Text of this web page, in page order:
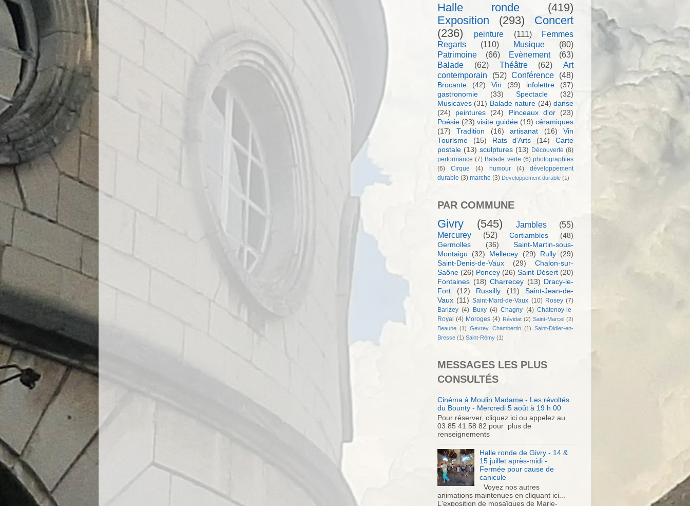
Halle ronde
(419)
Exposition
(293)
Concert
(236)
peinture (111)
Femmes
Regarts
(110) Musique
(80)
Patrimoine
(66) Evènement
(63)
Balade
(62) Théâtre (62)
Art
contemporain
(52) Conférence (48)
Brocante (42) Vin (39) infolettre
(37)
gastronomie
(33) Spectacle
(32)
Musicaves (31) Balade nature (24) danse
(24)
peintures (24) Pinceaux d'or
(23)
Poésie (23) visite guidée (19) céramiques
(17)
Tradition (16) artisanat (16)
Vin
Tourisme
(15) Rats d'Arts (14)
Carte
postale (13) sculptures (13) Découverte (8)
performance (7) Balade verte (6) photographies
(6)
Cirque (4) humour (4)
développement
durable (3) marche (3) Developpement durable (1)
PAR COMMUNE
Givry (545) Jambles
(55)
Mercurey
(52) Cortiambles
(48)
Germolles
(36)
Saint-Martin-sous-
Montaigu
(32) Mellecey (29) Rully
(29)
Saint-Denis-de-Vaux
(29)
Chalon-sur-
Saône (26) Poncey (26) Saint-Désert (20)
Fontaines (18) Charrecey (13) Dracy-le-
Fort
(12) Russilly (11)
Saint-Jean-de-
Vaux (11) Saint-Mard-de-Vaux (10) Rosey (7)
Barizey (4) Buxy (4) Chagny (4) Chatenoy-le-
Royal (4) Moroges (4) Révidat (2) Saint-Marcel (2)
Beaune (1) Gevrey Chambertin (1) Saint-Didier-en-
Bresse (1) Saint-Rémy (1)
MESSAGES LES PLUS
CONSULTÉS
Cinéma à Moulin Madame - Les révoltés
du Bounty - Mercredi 5 août à 19 h 00
Pour réserver, cliquez ici ou appelez au
03 85 41 58 82 pour plus de
renseignements
Halle ronde de Givry - 14 &
15 juillet après-midi -
Fermée pour cause de
canicule
Voyez nos autres
animations maintenues en cliquant ici...
L'exposition de mosaïques de Marie-